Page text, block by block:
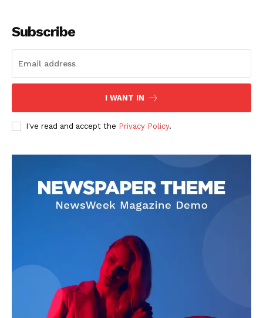
Subscribe
I WANT IN
I've read and accept the Privacy Policy.